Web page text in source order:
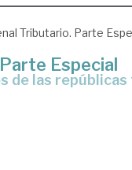
Tributario. Parte
Especial
de las